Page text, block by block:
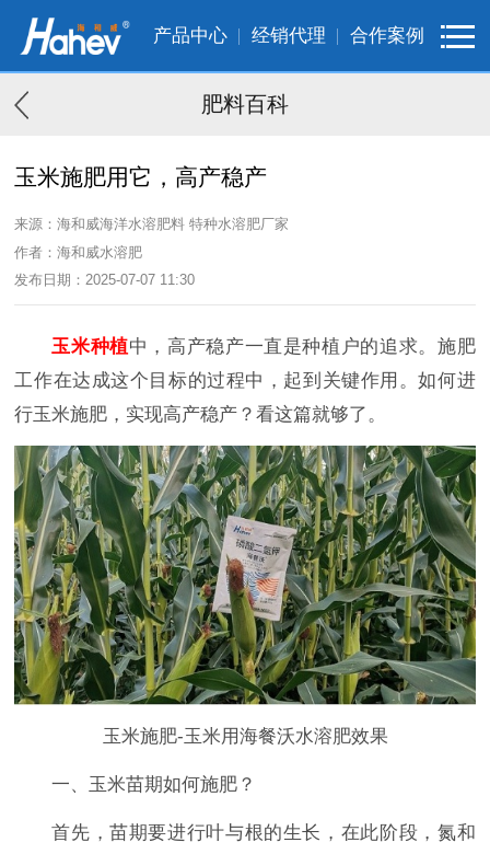
产品中心 经销代理 合作案例
肥料百科
玉米施肥用它，高产稳产
来源：海和威海洋水溶肥料 特种水溶肥厂家
作者：海和威水溶肥
发布日期：2025-07-07 11:30
玉米种植中，高产稳产一直是种植户的追求。施肥
工作在达成这个目标的过程中，起到关键作用。如何进
行玉米施肥，实现高产稳产？看这篇就够了。
玉米施肥-玉米用海餐沃水溶肥效果
一、玉米苗期如何施肥？
首先，苗期要进行叶与根的生长，在此阶段，氮和